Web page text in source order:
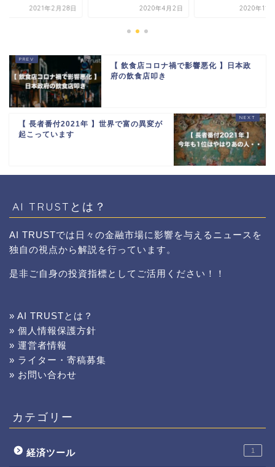
2021年2月28日 2020年4月2日 2020年11
【 飲食店コロナ禍で影響悪化 】日本政
府の飲食店叩き
【 長者番付2021年 】世界で富の異変が
起こっています
AI TRUSTとは？
AI TRUSTでは日々の金融市場に影響を与えるニュースを
独自の視点から解説を行っています。
是非ご自身の投資指標としてご活用ください！！
» AI TRUSTとは？
» 個人情報保護方針
» 運営者情報
» ライター・寄稿募集
» お問い合わせ
カテゴリー
経済ツール 1